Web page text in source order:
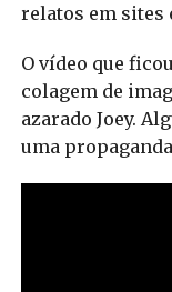
relatos em sites
O vídeo que
colagem de
azarado Joey.
uma